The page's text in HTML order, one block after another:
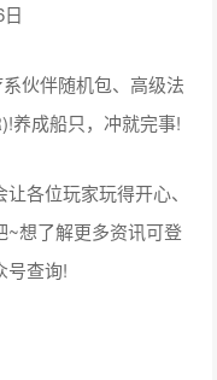
伙伴随机包、高级法
养成船只，冲就完事!
各位玩家玩得开心、
~想了解更多资讯可登
号查询!